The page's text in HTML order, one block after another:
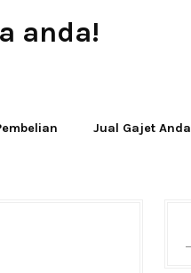
anda!
Jual Gajet Anda